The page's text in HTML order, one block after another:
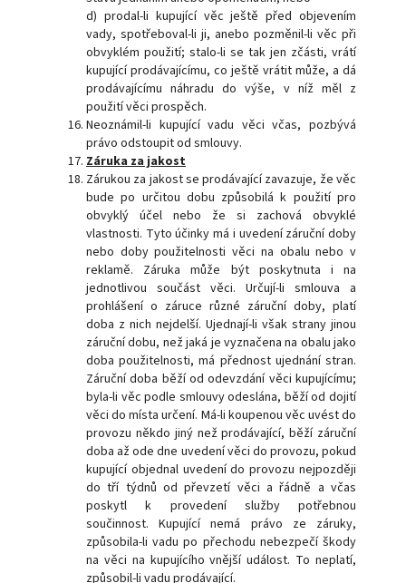
d) prodal-li kupující věc ještě před objevením
vady, spotřeboval-li ji, anebo pozměnil-li věc při
obvyklém použití; stalo-li se tak jen zčásti, vrátí
kupující prodávajícímu, co ještě vrátit může, a dá
prodávajícímu náhradu do výše, v níž měl z
použití věci prospěch.
Neoznámil-li kupující vadu věci včas, pozbývá
právo odstoupit od smlouvy.
Záruka za jakost
Zárukou za jakost se prodávající zavazuje, že věc
bude po určitou dobu způsobilá k použití pro
obvyklý účel nebo že si zachová obvyklé
vlastnosti. Tyto účinky má i uvedení záruční doby
nebo doby použitelnosti věci na obalu nebo v
reklamě. Záruka může být poskytnuta i na
jednotlivou součást věci. Určují-li smlouva a
prohlášení o záruce různé záruční doby, platí
doba z nich nejdelší. Ujednají-li však strany jinou
záruční dobu, než jaká je vyznačena na obalu jako
doba použitelnosti, má přednost ujednání stran.
Záruční doba běží od odevzdání věci kupujícímu;
byla-li věc podle smlouvy odeslána, běží od dojití
věci do místa určení. Má-li koupenou věc uvést do
provozu někdo jiný než prodávající, běží záruční
doba až ode dne uvedení věci do provozu, pokud
kupující objednal uvedení do provozu nejpozději
do tří týdnů od převzetí věci a řádně a včas
poskytl k provedení služby potřebnou
součinnost. Kupující nemá právo ze záruky,
způsobila-li vadu po přechodu nebezpečí škody
na věci na kupujícího vnější událost. To neplatí,
způsobil-li vadu prodávající.